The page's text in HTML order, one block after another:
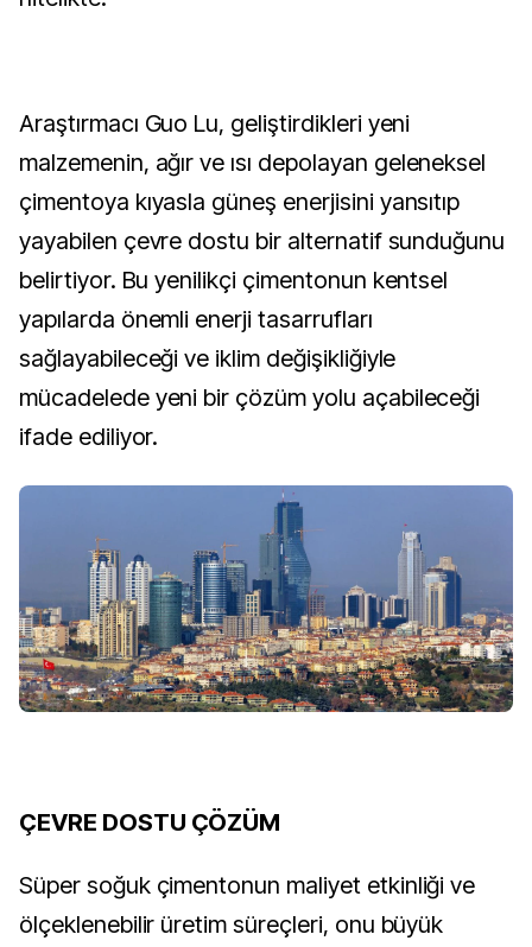
Araştırmacı Guo Lu, geliştirdikleri yeni
malzemenin, ağır ve ısı depolayan geleneksel
çimentoya kıyasla güneş enerjisini yansıtıp
yayabilen çevre dostu bir alternatif sunduğunu
belirtiyor. Bu yenilikçi çimentonun kentsel
yapılarda önemli enerji tasarrufları
sağlayabileceği ve iklim değişikliğiyle
mücadelede yeni bir çözüm yolu açabileceği
ifade ediliyor.
ÇEVRE DOSTU ÇÖZÜM
Süper soğuk çimentonun maliyet etkinliği ve
ölçeklenebilir üretim süreçleri, onu büyük